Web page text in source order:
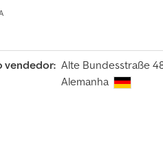
vendedor: Alte Bundesstraße
Alemanha